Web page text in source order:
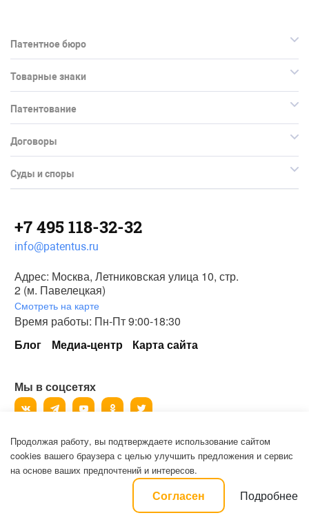
Патентное бюро
Товарные знаки
Патентование
Договоры
Суды и споры
+7 495 118-32-32
info@patentus.ru
Адрес: Москва, Летниковская улица 10, стр.
2 (м. Павелецкая)
Смотреть на карте
Время работы: Пн-Пт 9:00-18:30
Блог
Медиа-центр Карта сайта
Мы в соцсетях
©2006-2026, ООО «Патентус».
Все права защищены.
Политика конфиденциальности и пользовательское соглашение на
обработку персональных данных
Продолжая работу, вы подтверждаете использование сайтом
cookies вашего браузера с целью улучшить предложения и сервис
на основе ваших предпочтений и интересов.
Согласен Подробнее